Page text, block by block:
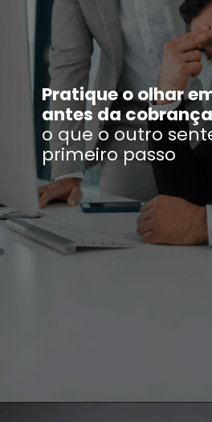
Pratique o olhar
antes da
o que o outro
primeiro passo